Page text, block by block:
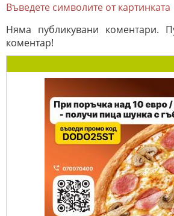
Въведете символите от картинката
Няма публикувани коментари.
коментар!